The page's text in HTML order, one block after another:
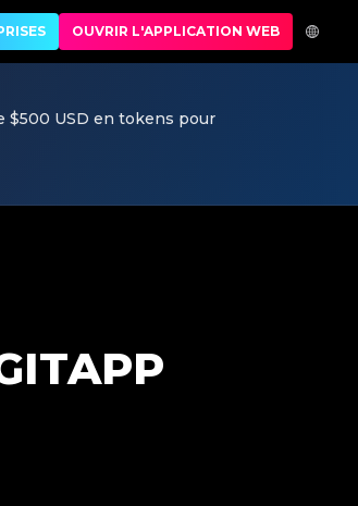
OUVRIR L'APPLICATION WEB
$500 USD en tokens pour